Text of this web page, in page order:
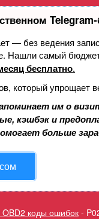
— без ведения
Нашли самый
бесплатно.
который упрощает
им о
кэшбэк и
больше
коды ошибок -
Привод
-
Check
ошибок